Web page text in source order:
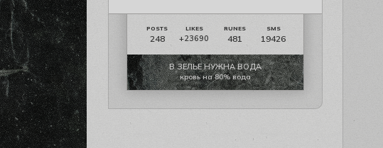
248 +23690 481 19426
В ЗЕЛЬЕ НУЖНА ВОДА
кровь на 80% вода